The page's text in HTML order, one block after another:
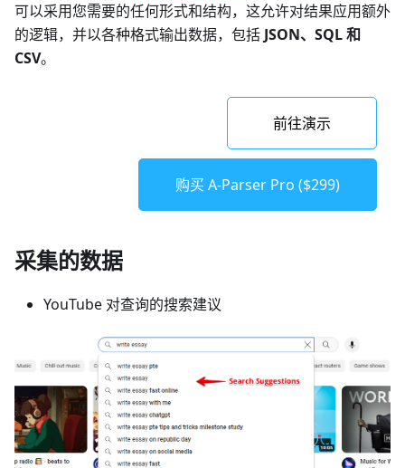
可以采用您需要的任何形式和结构，这允许对结果应用额外
的逻辑，并以各种格式输出数据，包括 JSON、SQL 和
CSV。
前往演示
购买 A-Parser Pro ($299)
采集的数据
YouTube 对查询的搜索建议